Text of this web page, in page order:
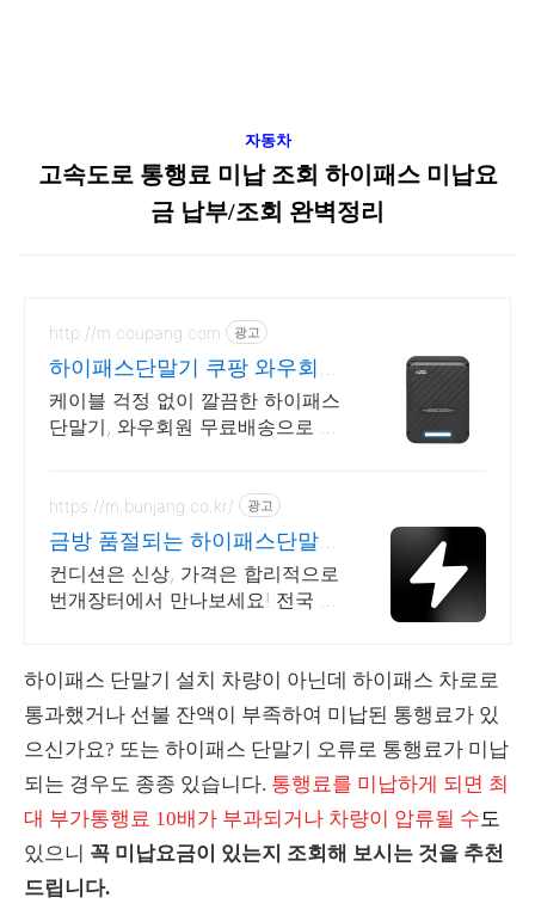
자동차
고속도로 통행료 미납 조회 하이패스 미납요
금 납부/조회 완벽정리
http://m.coupang.com 광고
하이패스단말기 쿠팡 와우회원
5% 캐시 적립
케이블 걱정 없이 깔끔한 하이패스
단말기, 와우회원 무료배송으로 만
함을 누리세요.
https://m.bunjang.co.kr/ 광고
금방 품절되는 하이패스단말기
국내 최대 브랜드 중고거래
컨디션은 신상, 가격은 합리적으로
번개장터에서 만나보세요! 전국 각
로드
하이패스 단말기 설치 차량이 아닌데 하이패스 차로로
통과했거나 선불 잔액이 부족하여 미납된 통행료가 있
으신가요? 또는 하이패스 단말기 오류로 통행료가 미납
되는 경우도 종종 있습니다. 통행료를 미납하게 되면 최
대 부가통행료 10배가 부과되거나 차량이 압류될 수도
있으니 꼭 미납요금이 있는지 조회해 보시는 것을 추천
드립니다.